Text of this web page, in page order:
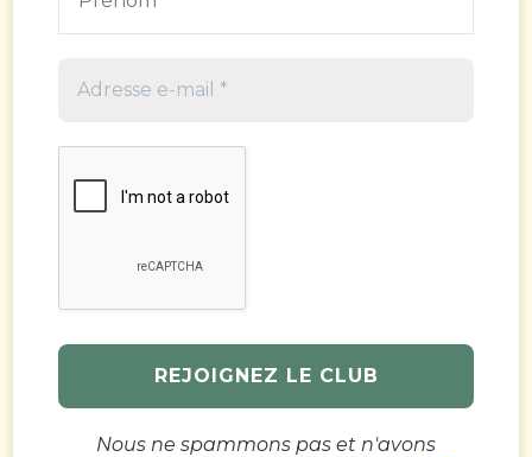
Nous ne spammons pas et n'avons